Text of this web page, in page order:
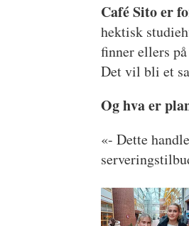
Café Sito er
hektisk
finner ellers
Det vil bli et
Og hva er
«- Dette